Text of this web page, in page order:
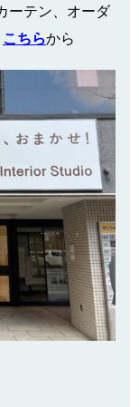
ーテン、オーダ
こちらから